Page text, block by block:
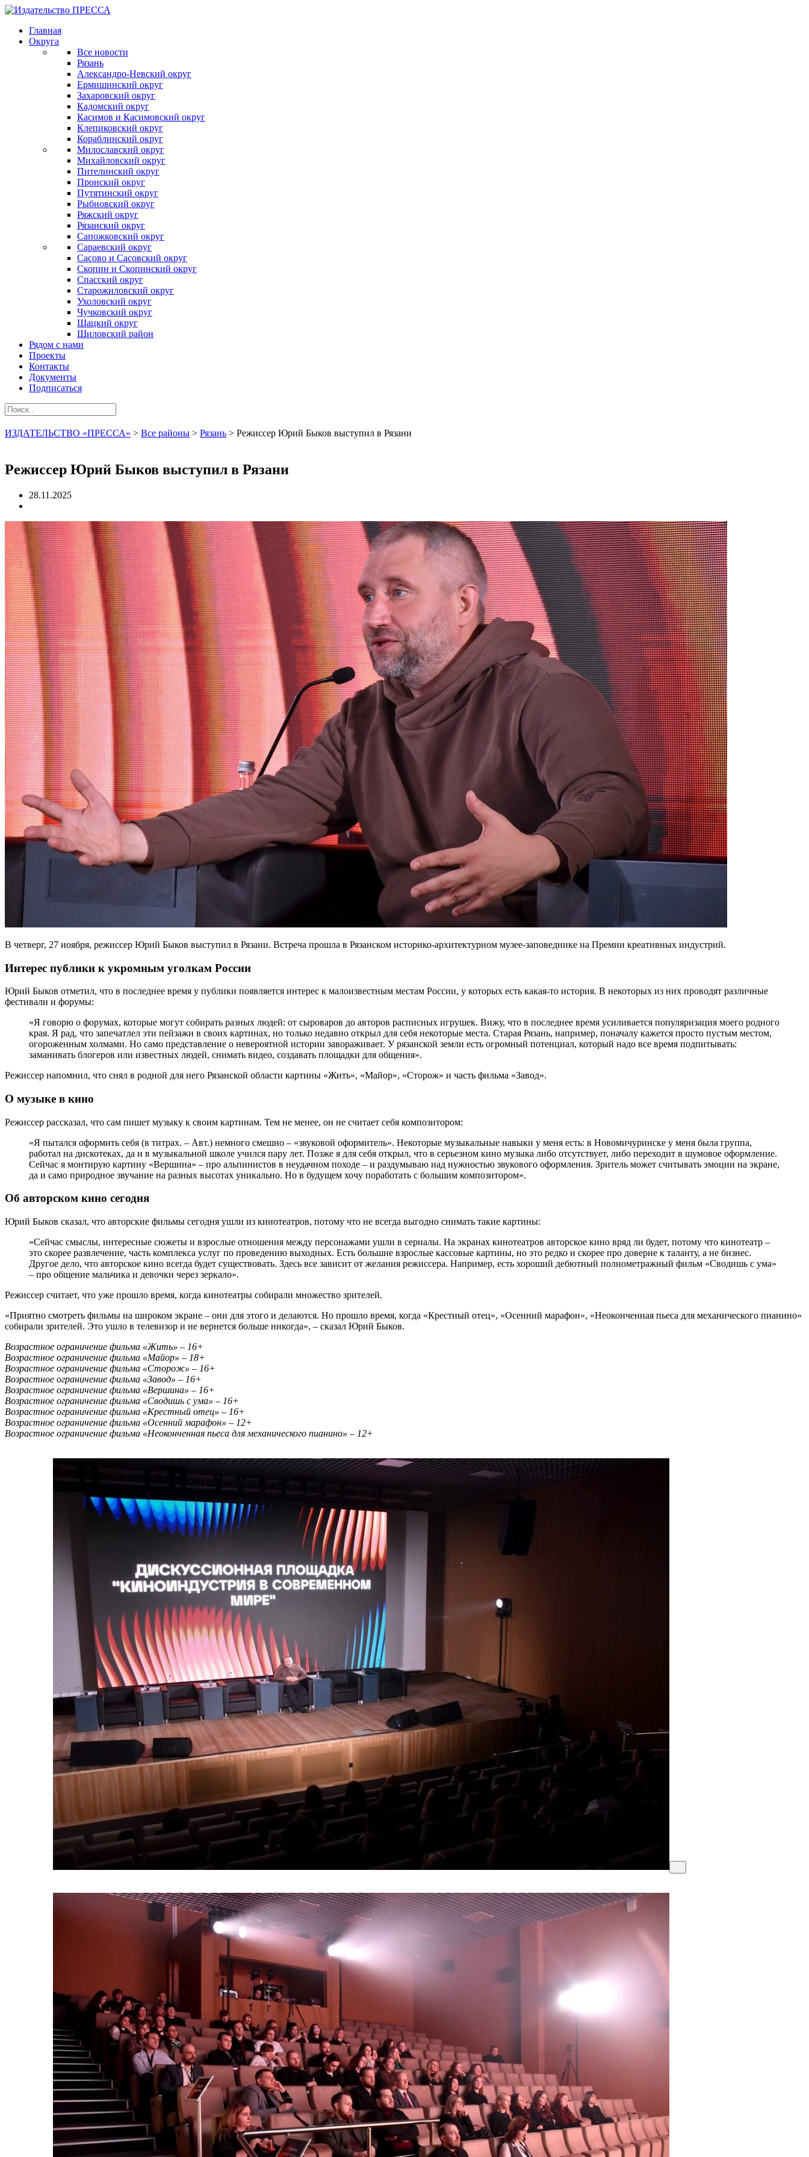
Главная
Округа
Все новости
Рязань
Александро-Невский округ
Ермишинский округ
Захаровский округ
Кадомский округ
Касимов и Касимовский округ
Клепиковский округ
Кораблинский округ
Милославский округ
Михайловский округ
Пителинский округ
Пронский округ
Путятинский округ
Рыбновский округ
Ряжский округ
Рязанский округ
Сапожковский округ
Сараевский округ
Сасово и Сасовский округ
Скопин и Скопинский округ
Спасский округ
Старожиловский округ
Ухоловский округ
Чучковский округ
Шацкий округ
Шиловский район
Рядом с нами
Проекты
Контакты
Документы
Подписаться
ИЗДАТЕЛЬСТВО «ПРЕССА» > Все районы > Рязань > Режиссер Юрий Быков выступил в Рязани
Режиссер Юрий Быков выступил в Рязани
28.11.2025
В четверг, 27 ноября, режиссер Юрий Быков выступил в Рязани. Встреча прошла в Рязанском историко-архитектурном музее-заповеднике на Премии креативных индустрий.
Интерес публики к укромным уголкам России
Юрий Быков отметил, что в последнее время у публики появляется интерес к малоизвестным местам России, у которых есть какая-то история. В некоторых из них проводят различные
фестивали и форумы:
«Я говорю о форумах, которые могут собирать разных людей: от сыроваров до авторов расписных игрушек. Вижу, что в последнее время усиливается популяризация моего родного
края. Я рад, что запечатлел эти пейзажи в своих картинах, но только недавно открыл для себя некоторые места. Старая Рязань, например, поначалу кажется просто пустым местом,
огороженным холмами. Но само представление о невероятной истории завораживает. У рязанской земли есть огромный потенциал, который надо все время подпитывать:
заманивать блогеров или известных людей, снимать видео, создавать площадки для общения».
Режиссер напомнил, что снял в родной для него Рязанской области картины «Жить», «Майор», «Сторож» и часть фильма «Завод».
О музыке в кино
Режиссер рассказал, что сам пишет музыку к своим картинам. Тем не менее, он не считает себя композитором:
«Я пытался оформить себя (в титрах. – Авт.) немного смешно – «звуковой оформитель». Некоторые музыкальные навыки у меня есть: в Новомичуринске у меня была группа,
работал на дискотеках, да и в музыкальной школе учился пару лет. Позже я для себя открыл, что в серьезном кино музыка либо отсутствует, либо переходит в шумовое оформление.
Сейчас я монтирую картину «Вершина» – про альпинистов в неудачном походе – и раздумываю над нужностью звукового оформления. Зритель может считывать эмоции на экране,
да и само природное звучание на разных высотах уникально. Но в будущем хочу поработать с большим композитором».
Об авторском кино сегодня
Юрий Быков сказал, что авторские фильмы сегодня ушли из кинотеатров, потому что не всегда выгодно снимать такие картины:
«Сейчас смыслы, интересные сюжеты и взрослые отношения между персонажами ушли в сериалы. На экранах кинотеатров авторское кино вряд ли будет, потому что кинотеатр –
это скорее развлечение, часть комплекса услуг по проведению выходных. Есть большие взрослые кассовые картины, но это редко и скорее про доверие к таланту, а не бизнес.
Другое дело, что авторское кино всегда будет существовать. Здесь все зависит от желания режиссера. Например, есть хороший дебютный полнометражный фильм «Сводишь с ума»
– про общение мальчика и девочки через зеркало».
Режиссер считает, что уже прошло время, когда кинотеатры собирали множество зрителей.
«Приятно смотреть фильмы на широком экране – они для этого и делаются. Но прошло время, когда «Крестный отец», «Осенний марафон», «Неоконченная пьеса для механического пианино»
собирали зрителей. Это ушло в телевизор и не вернется больше никогда», – сказал Юрий Быков.
Возрастное ограничение фильма «Жить» – 16+
Возрастное ограничение фильма «Майор» – 18+
Возрастное ограничение фильма «Сторож» – 16+
Возрастное ограничение фильма «Завод» – 16+
Возрастное ограничение фильма «Вершина» – 16+
Возрастное ограничение фильма «Сводишь с ума» – 16+
Возрастное ограничение фильма «Крестный отец» – 16+
Возрастное ограничение фильма «Осенний марафон» – 12+
Возрастное ограничение фильма «Неоконченная пьеса для механического пианино» – 12+